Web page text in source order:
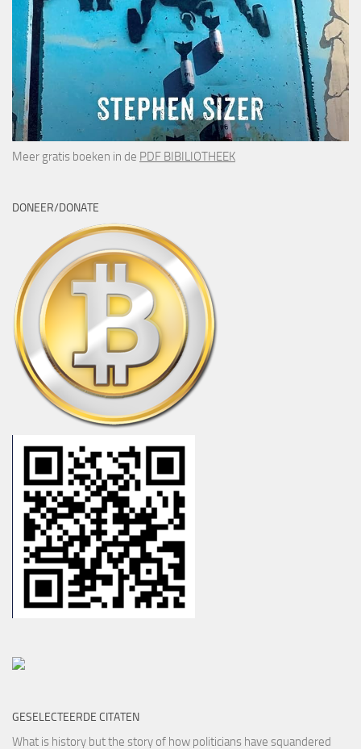
Meer gratis boeken in de PDF BIBILIOTHEEK
DONEER/DONATE
GESELECTEERDE CITATEN
What is history but the story of how politicians have squandered